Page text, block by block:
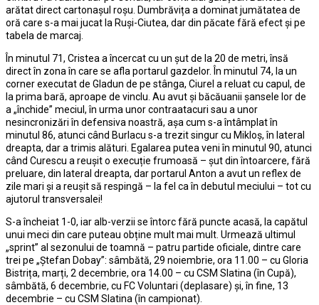
arătat direct cartonașul roșu. Dumbrăvița a dominat jumătatea de
oră care s-a mai jucat la Ruși-Ciutea, dar din păcate fără efect și pe
tabela de marcaj.
În minutul 71, Cristea a încercat cu un șut de la 20 de metri, însă
direct în zona în care se afla portarul gazdelor. În minutul 74, la un
corner executat de Gladun de pe stânga, Ciurel a reluat cu capul, de
la prima bară, aproape de vinclu. Au avut și băcăuanii șansele lor de
a „închide” meciul, în urma unor contraatacuri sau a unor
nesincronizări în defensiva noastră, așa cum s-a întâmplat în
minutul 86, atunci când Burlacu s-a trezit singur cu Mikloș, în lateral
dreapta, dar a trimis alături. Egalarea putea veni în minutul 90, atunci
când Curescu a reușit o execuție frumoasă – șut din întoarcere, fără
preluare, din lateral dreapta, dar portarul Anton a avut un reflex de
zile mari și a reușit să respingă – la fel ca în debutul meciului – tot cu
ajutorul transversalei!
S-a încheiat 1-0, iar alb-verzii se întorc fără puncte acasă, la capătul
unui meci din care puteau obține mult mai mult. Urmează ultimul
„sprint” al sezonului de toamnă – patru partide oficiale, dintre care
trei pe „Ștefan Dobay”: sâmbătă, 29 noiembrie, ora 11.00 – cu Gloria
Bistrița, marți, 2 decembrie, ora 14.00 – cu CSM Slatina (în Cupă),
sâmbătă, 6 decembrie, cu FC Voluntari (deplasare) și, în fine, 13
decembrie – cu CSM Slatina (în campionat).